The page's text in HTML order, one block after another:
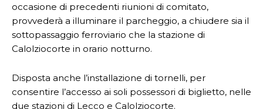
occasione di precedenti riunioni di comitato,
provvederà a illuminare il parcheggio, a chiudere sia il
sottopassaggio ferroviario che la stazione di
Calolziocorte in orario notturno.
Disposta anche l’installazione di tornelli, per
consentire l’accesso ai soli possessori di biglietto, nelle
due stazioni di Lecco e Calolziocorte.